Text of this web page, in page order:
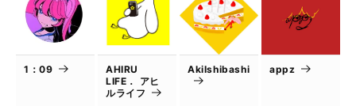
1：09
AHIRU
LIFE． アヒ
ルライフ
AkiIshibashi appz